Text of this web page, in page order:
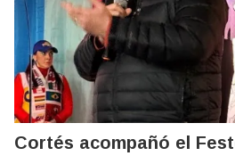
Cortés acompañó el